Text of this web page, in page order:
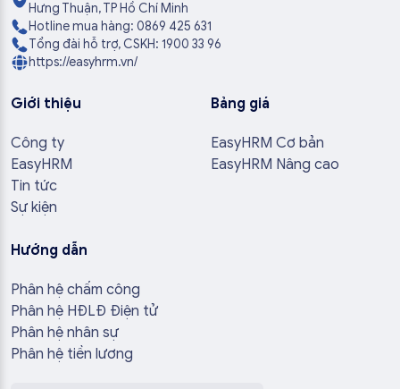
Hưng Thuận, TP Hồ Chí Minh
Hotline mua hàng: 0869 425 631
Tổng đài hỗ trợ, CSKH: 1900 33 96
https://easyhrm.vn/
Giới thiệu
Công ty
EasyHRM
Tin tức
Sự kiện
Bảng giá
EasyHRM Cơ bản
EasyHRM Nâng cao
Hướng dẫn
Phân hệ chấm công
Phân hệ HĐLĐ Điện tử
Phân hệ nhân sự
Phân hệ tiền lương